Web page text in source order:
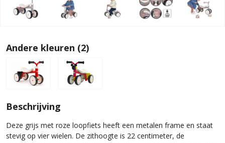
Andere kleuren (2)
Beschrijving
Deze grijs met roze loopfiets heeft een metalen frame en staat
stevig op vier wielen. De zithoogte is 22 centimeter, de